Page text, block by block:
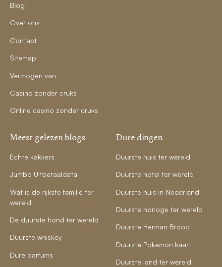
Blog
Over ons
Contact
Sitemap
Vermogen van
Casino zonder cruks
Online casino zonder cruks
Meest gelezen blogs
Echte kakkers
Jumbo Uitbetaaldata
Wat is de rijkste familie ter
wereld
De duurste hond ter wereld
Duurste whiskey
Dure parfums
Dure dingen
Duurste huis ter wereld
Duurste hotel ter wereld
Duurste huis in Nederland
Duurste horloge ter wereld
Duurste Herman Brood
Duurste Pokemon kaart
Duurste land ter wereld